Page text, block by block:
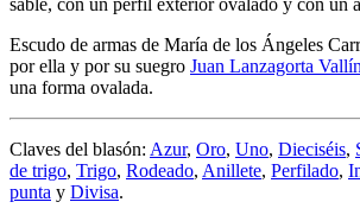
sable, con un perfil exterior ovalado y con un
Escudo de armas de María de los Ángeles
por ella y por su suegro Juan Lanzagorta Vallín
una forma ovalada.
Claves del blasón: Azur, Oro, Uno, Dieciséis,
de trigo, Trigo, Rodeado, Anillete, Perfilado,
punta y Divisa.